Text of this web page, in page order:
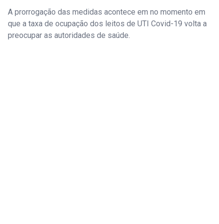
A prorrogação das medidas acontece em no momento em
que a taxa de ocupação dos leitos de UTI Covid-19 volta a
preocupar as autoridades de saúde.